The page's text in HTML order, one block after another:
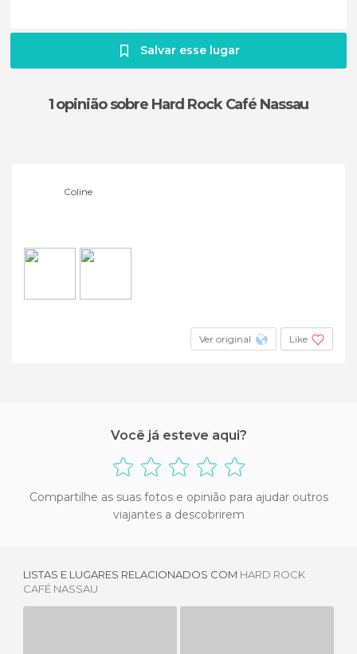
Salvar esse lugar
1 opiniãosobre Hard Rock Café Nassau
Coline
Ver original Like
Você já esteve aqui?
Compartilhe as suas fotos e opinião para ajudar outros
viajantes a descobrirem
LISTAS E LUGARES RELACIONADOS COM HARD ROCK
CAFÉ NASSAU